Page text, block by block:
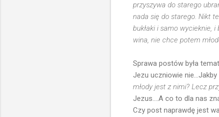
przyszywa do starego
nada się do starego. Nikt
bukłaki i samo wycieknie,
wina, nie chce potem
Sprawa postów była
Jezu uczniowie
młody jest z nimi? Lecz
Jezus....A co to dla nas
Czy post naprawdę jest